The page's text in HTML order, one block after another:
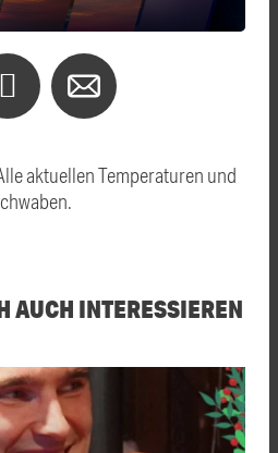
aktuellen Temperaturen und
AUCH INTERESSIEREN